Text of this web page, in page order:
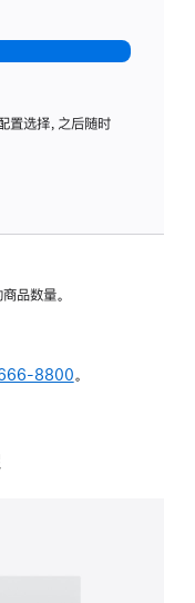
置选择，之后随时
品数量。
8800。